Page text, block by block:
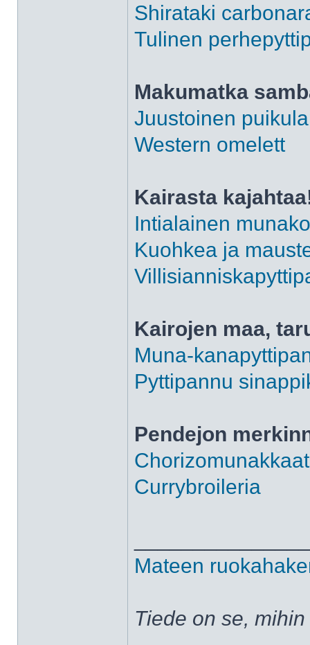
Shirataki
Tulinen
Makumatka
Juustoinen
Western omelett
Kairasta
Intialainen
Kuohkea ja
Kairojen maa,
Muna-
Pyttipannu
Pendejon
Chorizomunakkaat
Currybroileria
Mateen
Tiede on se,